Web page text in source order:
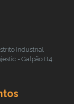
Industrial –
- Galpão B4.